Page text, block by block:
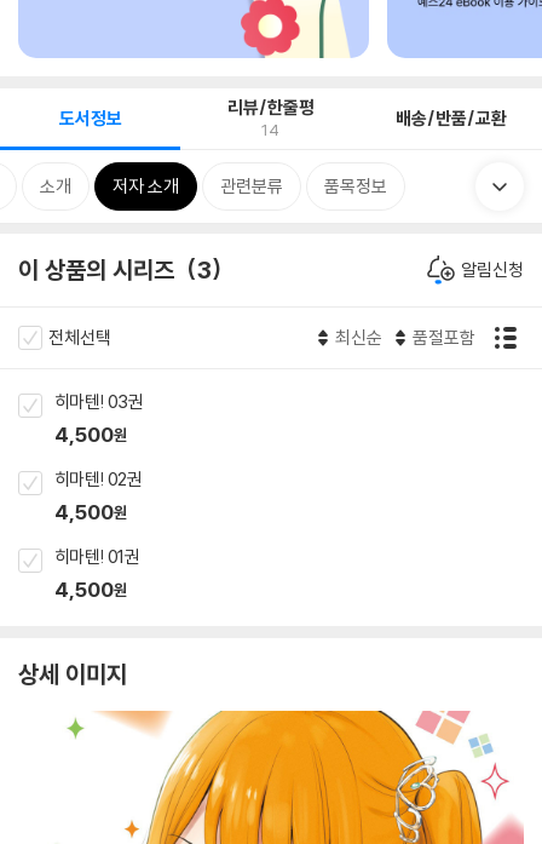
도서정보 리뷰/한줄평
14 배송/반품/교환
소개 저자 소개 관련분류 품목정보
이 상품의 시리즈 3 알림신청
전체선택 최신순 품절포함
히마텐! 03권
4,500원
히마텐! 02권
4,500원
히마텐! 01권
4,500원
상세 이미지